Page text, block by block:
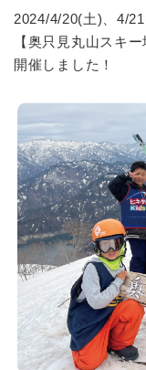
2024/4/20(土)、4/
【奥只見丸山スキ
開催しました！